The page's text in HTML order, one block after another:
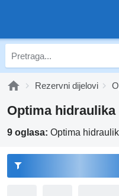
Rezervni dijelovi
Optima hidraulika
9 oglasa: Optima